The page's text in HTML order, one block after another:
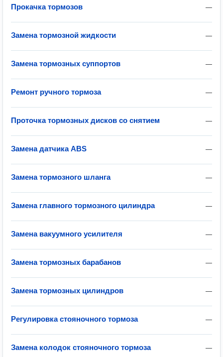
—
Прокачка тормозов
—
Замена тормозной жидкости
—
Замена тормозных суппортов
—
Ремонт ручного тормоза
—
Проточка тормозных дисков со снятием
—
Замена датчика ABS
—
Замена тормозного шланга
—
Замена главного тормозного цилиндра
—
Замена вакуумного усилителя
—
Замена тормозных барабанов
—
Замена тормозных цилиндров
—
Регулировка стояночного тормоза
—
Замена колодок стояночного тормоза